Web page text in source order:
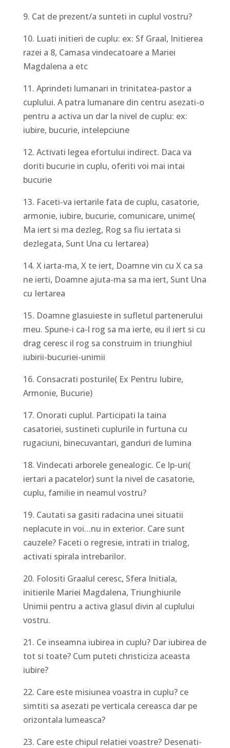
9. Cat de prezent/a sunteti in cuplul vostru?
10. Luati initieri de cuplu: ex: Sf Graal, Initierea
razei a 8, Camasa vindecatoare a Mariei
Magdalena a etc
11. Aprindeti lumanari in trinitatea-pastor a
cuplului. A patra lumanare din centru asezati-o
pentru a activa un dar la nivel de cuplu: ex:
iubire, bucurie, intelepciune
12. Activati legea efortului indirect. Daca va
doriti bucurie in cuplu, oferiti voi mai intai
bucurie
13. Faceti-va iertarile fata de cuplu, casatorie,
armonie, iubire, bucurie, comunicare, unime(
Ma iert si ma dezleg, Rog sa fiu iertata si
dezlegata, Sunt Una cu Iertarea)
14. X iarta-ma, X te iert, Doamne vin cu X ca sa
ne ierti, Doamne ajuta-ma sa ma iert, Sunt Una
cu Iertarea
15. Doamne glasuieste in sufletul partenerului
meu. Spune-i ca-l rog sa ma ierte, eu il iert si cu
drag ceresc il rog sa construim in triunghiul
iubirii-bucuriei-unimii
16. Consacrati posturile( Ex Pentru Iubire,
Armonie, Bucurie)
17. Onorati cuplul. Participati la taina
casatoriei, sustineti cuplurile in furtuna cu
rugaciuni, binecuvantari, ganduri de lumina
18. Vindecati arborele genealogic. Ce Ip-uri(
iertari a pacatelor) sunt la nivel de casatorie,
cuplu, familie in neamul vostru?
19. Cautati sa gasiti radacina unei situatii
neplacute in voi…nu in exterior. Care sunt
cauzele? Faceti o regresie, intrati in trialog,
activati spirala intrebarilor.
20. Folositi Graalul ceresc, Sfera Initiala,
initierile Mariei Magdalena, Triunghiurile
Unimii pentru a activa glasul divin al cuplului
vostru.
21. Ce inseamna iubirea in cuplu? Dar iubirea de
tot si toate? Cum puteti christiciza aceasta
iubire?
22. Care este misiunea voastra in cuplu? ce
simtiti sa asezati pe verticala cereasca dar pe
orizontala lumeasca?
23. Care este chipul relatiei voastre? Desenati-